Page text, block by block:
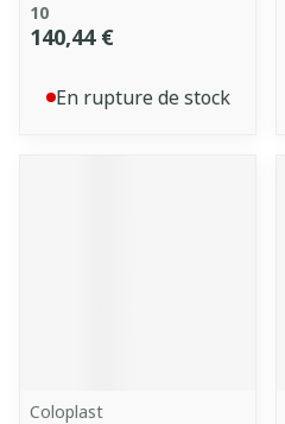
10
140,44 €
En rupture de stock
Coloplast